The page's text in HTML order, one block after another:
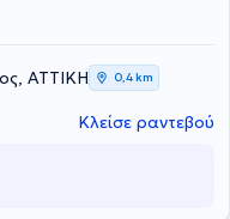
συνεδρίων και
Ενδοκρινολογία,
και ΠΦΥ.
ΑΤΤΙΚΗ 0,4 km
Κλείσε ραντεβού